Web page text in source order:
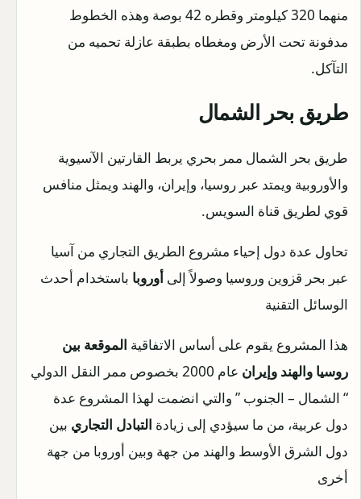
منهما 320 كيلومتر وقطره 42 بوصة وهذه الخطوط
مدفونة تحت الأرض ومغطاه بطبقة عازلة تحميه من
التآكل.
طريق بحر الشمال
طريق بحر الشمال ممر بحري يربط القارتين الآسيوية
والأوروبية ويمتد عبر روسيا، وإيران، والهند ويمثل منافس
قوي لطريق قناة السويس.
تحاول عدة دول إحياء مشروع الطريق التجاري من آسيا
عبر بحر قزوين وروسيا وصولاً إلى أوروبا باستخدام أحدث
الوسائل التقنية
هذا المشروع يقوم على أساس الاتفاقية الموقعة بين
روسيا والهند وإيران
عام 2000 بخصوص ممر النقل الدولي
“ الشمال – الجنوب ” والتي انضمت لهذا المشروع عدة
دول عربية، من ما سيؤدي إلى زيادة التبادل التجاري بين
دول الشرق الأوسط والهند من جهة وبين أوروبا من جهة
أخرى